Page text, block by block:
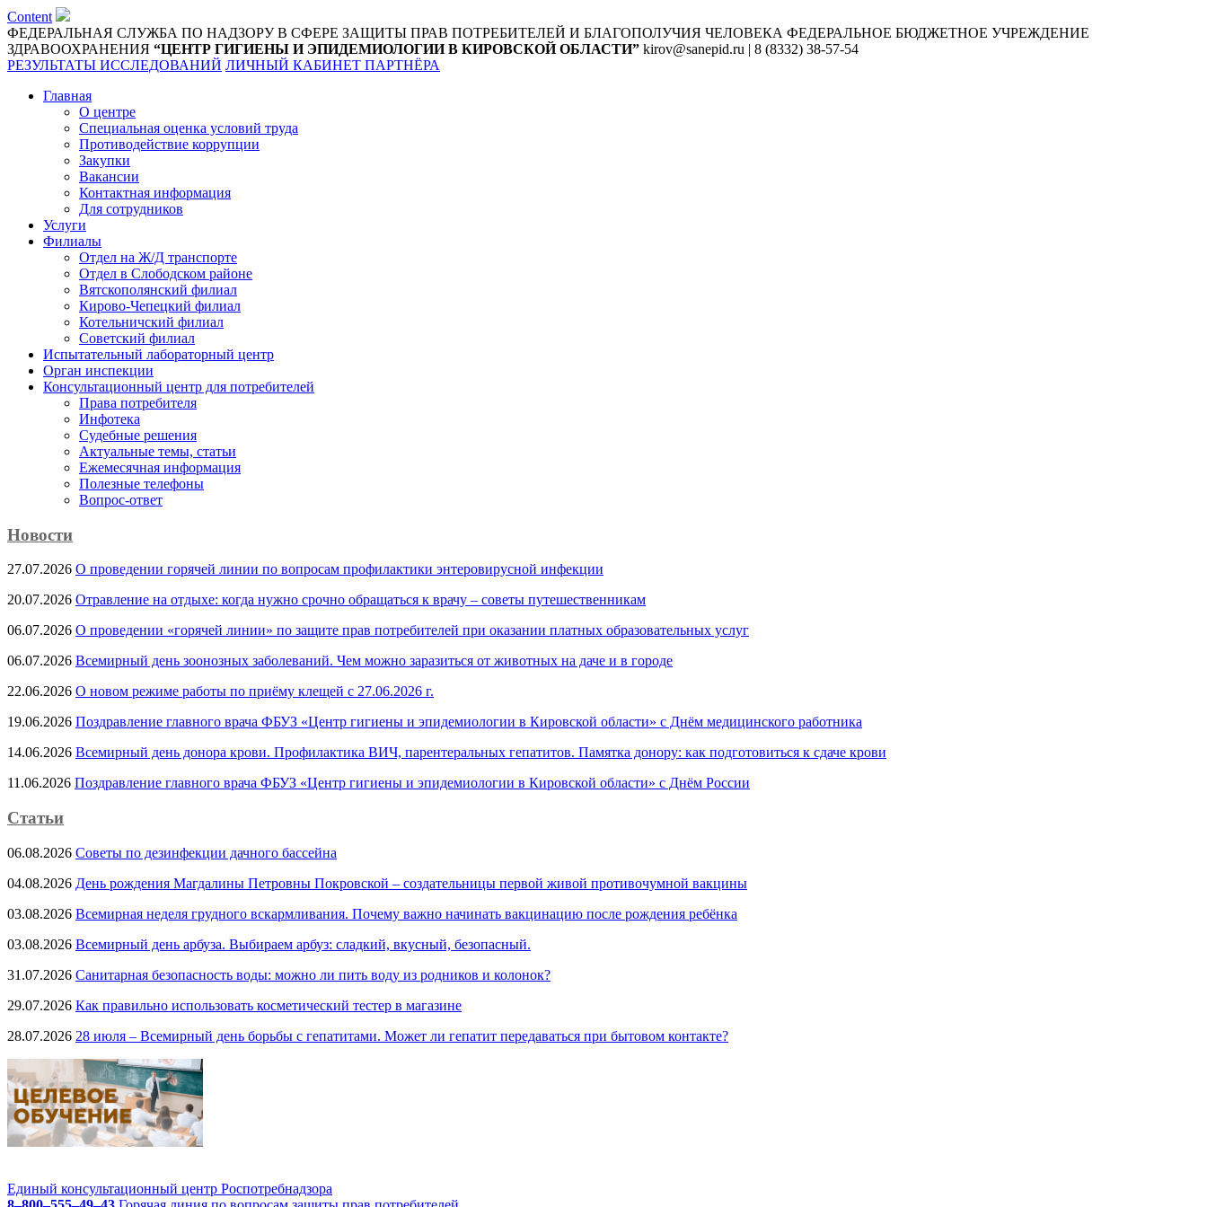
Content
ФЕДЕРАЛЬНАЯ СЛУЖБА ПО НАДЗОРУ В СФЕРЕ ЗАЩИТЫ ПРАВ ПОТРЕБИТЕЛЕЙ И БЛАГОПОЛУЧИЯ ЧЕЛОВЕКА ФЕДЕРАЛЬНОЕ БЮДЖЕТНОЕ УЧРЕЖДЕНИЕ
ЗДРАВООХРАНЕНИЯ “ЦЕНТР ГИГИЕНЫ И ЭПИДЕМИОЛОГИИ В КИРОВСКОЙ ОБЛАСТИ” kirov@sanepid.ru | 8 (8332) 38-57-54
РЕЗУЛЬТАТЫ ИССЛЕДОВАНИЙ ЛИЧНЫЙ КАБИНЕТ ПАРТНЁРА
Главная
О центре
Специальная оценка условий труда
Противодействие коррупции
Закупки
Вакансии
Контактная информация
Для сотрудников
Услуги
Филиалы
Отдел на Ж/Д транспорте
Отдел в Слободском районе
Вятскополянский филиал
Кирово-Чепецкий филиал
Котельничский филиал
Советский филиал
Испытательный лабораторный центр
Орган инспекции
Консультационный центр для потребителей
Права потребителя
Инфотека
Судебные решения
Актуальные темы, cтатьи
Ежемесячная информация
Полезные телефоны
Вопрос-ответ
Новости
27.07.2026 О проведении горячей линии по вопросам профилактики энтеровирусной инфекции
20.07.2026 Отравление на отдыхе: когда нужно срочно обращаться к врачу – советы путешественникам
06.07.2026 О проведении «горячей линии» по защите прав потребителей при оказании платных образовательных услуг
06.07.2026 Всемирный день зоонозных заболеваний. Чем можно заразиться от животных на даче и в городе
22.06.2026 О новом режиме работы по приёму клещей с 27.06.2026 г.
19.06.2026 Поздравление главного врача ФБУЗ «Центр гигиены и эпидемиологии в Кировской области» с Днём медицинского работника
14.06.2026 Всемирный день донора крови. Профилактика ВИЧ, парентеральных гепатитов. Памятка донору: как подготовиться к сдаче крови
11.06.2026 Поздравление главного врача ФБУЗ «Центр гигиены и эпидемиологии в Кировской области» с Днём России
Статьи
06.08.2026 Советы по дезинфекции дачного бассейна
04.08.2026 День рождения Магдалины Петровны Покровской – создательницы первой живой противочумной вакцины
03.08.2026 Всемирная неделя грудного вскармливания. Почему важно начинать вакцинацию после рождения ребёнка
03.08.2026 Всемирный день арбуза. Выбираем арбуз: сладкий, вкусный, безопасный.
31.07.2026 Санитарная безопасность воды: можно ли пить воду из родников и колонок?
29.07.2026 Как правильно использовать косметический тестер в магазине
28.07.2026 28 июля – Всемирный день борьбы с гепатитами. Может ли гепатит передаваться при бытовом контакте?
Единый консультационный центр Роспотребнадзора